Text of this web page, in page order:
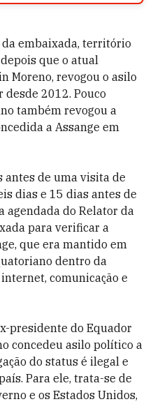
embaixada, território
que o atual
Moreno, revogou o asilo
2012. Pouco
também revogou a
a Assange em
antes de uma visita de
dias e 15 dias antes de
agendada do Relator da
para verificar a
que era mantido em
dentro da
comunicação e
presidente do Equador
concedeu asilo político a
do status é ilegal e
Para ele, trata-se de
e os Estados Unidos,